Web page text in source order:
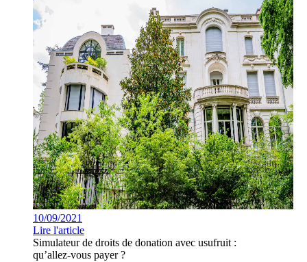
10/09/2021
Lire l'article
Simulateur de droits de donation avec usufruit :
qu’allez-vous payer ?